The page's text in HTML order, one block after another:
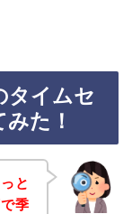
タイムセ
た！
と
季